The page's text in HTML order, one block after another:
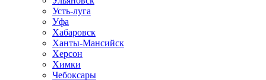
Усть-луга
Уфа
Хабаровск
Ханты-Мансийск
Херсон
Химки
Чебоксары